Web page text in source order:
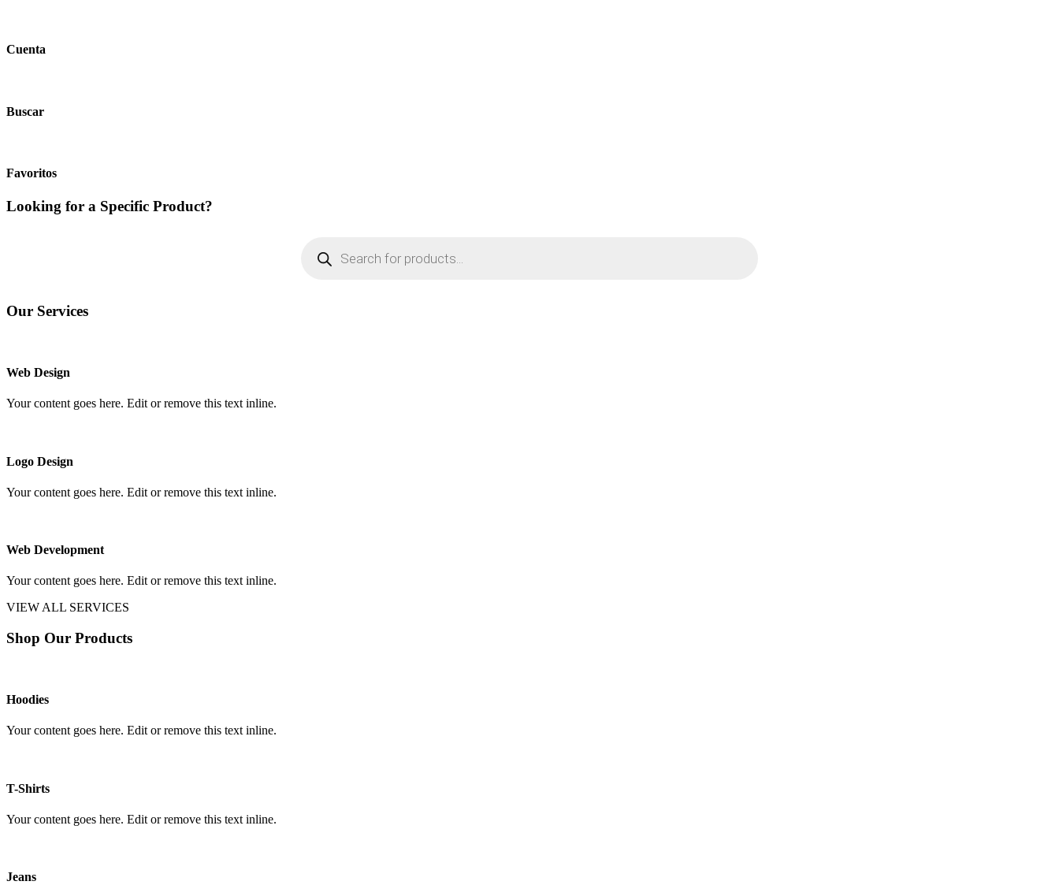
Cuenta
Buscar
Favoritos
Looking for a Specific Product?
productos
Our Services
Web Design
Your content goes here. Edit or remove this text inline.
Logo Design
Your content goes here. Edit or remove this text inline.
Web Development
Your content goes here. Edit or remove this text inline.
VIEW ALL SERVICES
Shop Our Products
Hoodies
Your content goes here. Edit or remove this text inline.
T-Shirts
Your content goes here. Edit or remove this text inline.
Jeans